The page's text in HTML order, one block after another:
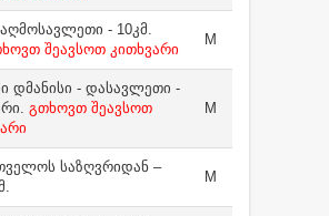
- 10კმ.
შეავსოთ კითხვარი
M
დმანისი - დასავლეთი -
გთხოვთ შეავსოთ
M
საზღვრიდან –
M